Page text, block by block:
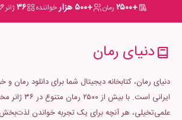
+۲۵۰۰ رمان +۵۰۰ هزار خواننده ۳۶ژانر
دنیای رمان
دنیای رمان، کتابخانه دیجیتال شما برای دانلود رمان و
ایرانی است. با
علمی‌تخیلی، هر آنچه برای یک تجربه خواندن لذت‌بخش